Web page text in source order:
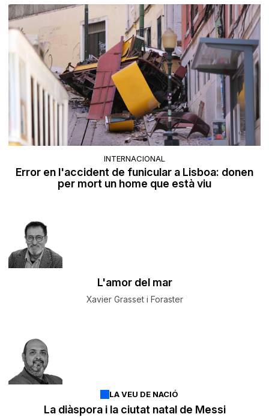
INTERNACIONAL
Error en l'accident de funicular a Lisboa: donen
per mort un home que està viu
L'amor del mar
Xavier Grasset i Foraster
LA VEU DE NACIÓ
La diàspora i la ciutat natal de Messi